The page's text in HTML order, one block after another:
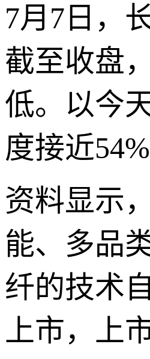
7月7日，
截至收盘
低。以今
度接近
资料显示
能、多品
纤的技术
上市，上